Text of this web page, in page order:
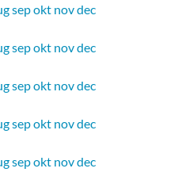
sepokt novdec
sepokt novdec
sepokt novdec
sepokt novdec
sepokt novdec